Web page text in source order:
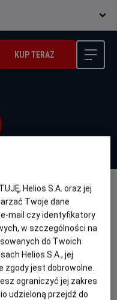
KUP TERAZ
UA
- UA
/ Przygodowy
Helios S.A. oraz jej
Twoje dane
e-mail czy identyfikatory
w szczególności na
do Twoich
Helios S.A., jej
zgody jest dobrowolne.
ograniczyć jej zakres
udzieloną przejdź do